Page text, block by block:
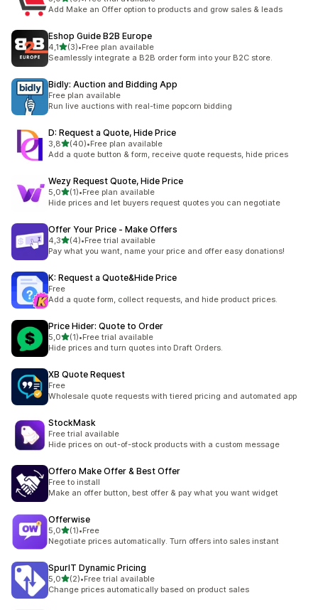
Totalt 6 omtaler
Add Make an Offer option to products and grow sales & leads
Eshop Guide B2B Europe
4,1av 5 stjerner
(3)
Totalt 3 omtaler
•Free plan available
Seamlessly integrate a B2B order form into your B2C store.
Bidly: Auction and Bidding App
Free plan available
Run live auctions with real-time popcorn bidding
D: Request a Quote, Hide Price
3,8av 5 stjerner
(40)
Totalt 40 omtaler
•Free plan available
Add a quote button & form, receive quote requests, hide prices
Wezy Request Quote, Hide Price
5,0av 5 stjerner
(1)
Totalt 1 omtaler
•Free plan available
Hide prices and let buyers request quotes you can negotiate
Offer Your Price ‑ Make Offers
4,3av 5 stjerner
(4)
Totalt 4 omtaler
•Free trial available
Pay what you want, name your price and offer easy donations!
K: Request a Quote&Hide Price
Free
Add a quote form, collect requests, and hide product prices.
Price Hider: Quote to Order
5,0av 5 stjerner
(1)
Totalt 1 omtaler
•Free trial available
Hide prices and turn quotes into Draft Orders.
XB Quote Request
Free
Wholesale quote requests with tiered pricing and automated app
StockMask
Free trial available
Hide prices on out-of-stock products with a custom message
Offero Make Offer & Best Offer
Free to install
Make an offer button, best offer & pay what you want widget
Offerwise
5,0av 5 stjerner
(1)
Totalt 1 omtaler
•Free
Negotiate prices automatically. Turn offers into sales instant
SpurIT Dynamic Pricing
5,0av 5 stjerner
(2)
Totalt 2 omtaler
•Free trial available
Change prices automatically based on product sales